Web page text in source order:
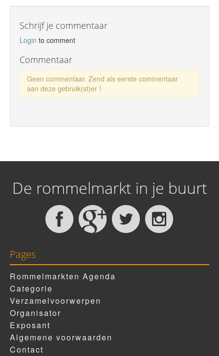
Schrijf je commentaar
Login to comment
Commentaar
Geen commentaar. Zend als eerste commentaar
aan deze gebruik(st)er !
De rommelmarkt in je buurt
Pages
Rommelmarkten Agenda
Categorie
Verzamelvoorwerpen
Organisator
Exposant
Algemene voorwaarden
Contact